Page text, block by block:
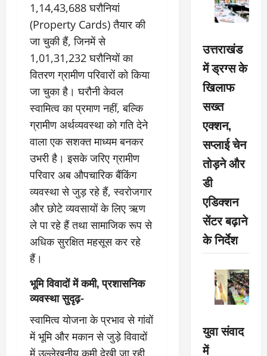
1,14,43,688 घरौनियां
(Property Cards) तैयार की
जा चुकी हैं, जिनमें से
1,01,31,232 घरौनियों का
वितरण ग्रामीण परिवारों को किया
जा चुका है। घरौनी केवल
स्वामित्व का प्रमाण नहीं, बल्कि
ग्रामीण अर्थव्यवस्था को गति देने
वाला एक सशक्त माध्यम बनकर
उभरी है। इसके जरिए ग्रामीण
परिवार अब औपचारिक बैंकिंग
व्यवस्था से जुड़ रहे हैं, स्वरोजगार
और छोटे व्यवसायों के लिए ऋण
ले पा रहे हैं तथा सामाजिक रूप से
अधिक सुरक्षित महसूस कर रहे
हैं।
भूमि विवादों में कमी, प्रशासनिक
व्यवस्था सुदृढ़-
स्वामित्व योजना के प्रभाव से गांवों
में भूमि और मकान से जुड़े विवादों
उत्तराखंड
में ड्रग्स के
खिलाफ
सख्त
एक्शन,
सप्लाई चेन
तोड़ने और
डी
एडिक्शन
सेंटर बढ़ाने
के निर्देश
युवा संवाद
में